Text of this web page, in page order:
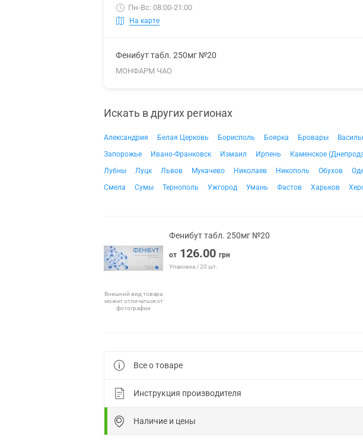
Пн-Вс: 08:00-21:00
На карте
Фенибут табл. 250мг №20
МОНФАРМ ЧАО
Искать в других регионах
Александрия Белая Церковь Борисполь Боярка Бровары
Запорожье
Ивано-Франковск Измаил Ирпень Каменское
Лубны
Луцк Львов Мукачево Николаев Никополь Обухов
Смела
Сумы Тернополь Ужгород Умань Фастов Харьков
Внешний вид товара
может отличаться от
фотографии
Фенибут табл. 250мг №20
от 126.00 грн
Упаковка / 20 шт.
Все о товаре
Инструкция производителя
Наличие и цены